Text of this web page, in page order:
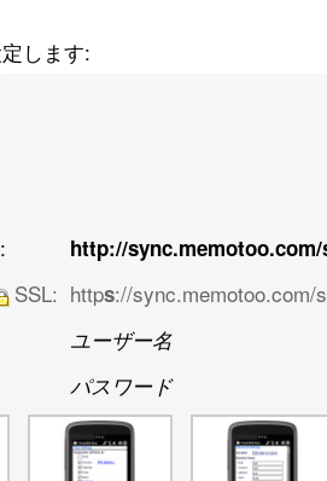
します:
http://
SSL: https://sync.memotoo.com/
ユーザー名
パスワード